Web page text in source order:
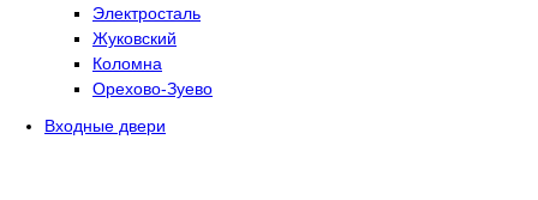
Электросталь
Жуковский
Коломна
Орехово-Зуево
Входные двери